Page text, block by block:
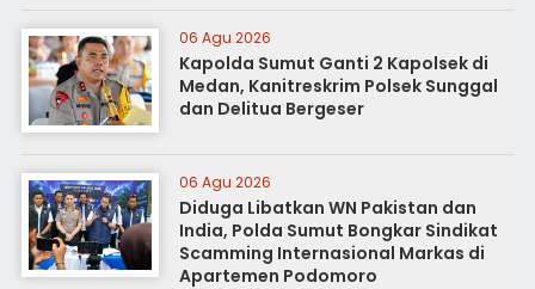
06 Agu 2026
Kapolda Sumut Ganti 2 Kapolsek di
Medan, Kanitreskrim Polsek Sunggal
dan Delitua Bergeser
06 Agu 2026
Diduga Libatkan WN Pakistan dan
India, Polda Sumut Bongkar Sindikat
Scamming Internasional Markas di
Apartemen Podomoro